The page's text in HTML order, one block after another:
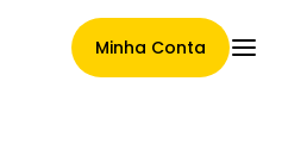
Minha Conta